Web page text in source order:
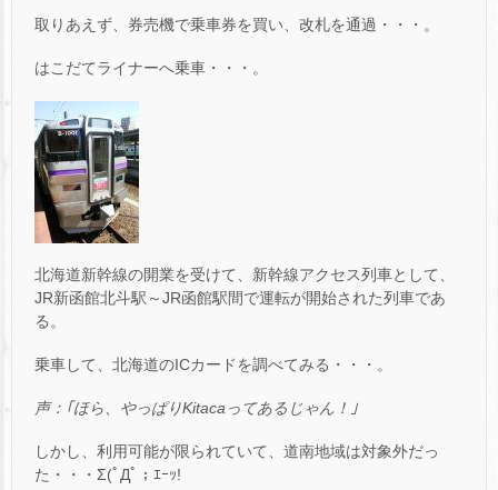
取りあえず、券売機で乗車券を買い、改札を通過・・・。
はこだてライナーへ乗車・・・。
北海道新幹線の開業を受けて、新幹線アクセス列車として、
JR新函館北斗駅～JR函館駅間で運転が開始された列車であ
る。
乗車して、北海道のICカードを調べてみる・・・。
声：｢ほら、やっぱりKitaca ってあるじゃん！｣
しかし、利用可能が限られていて、道南地域は対象外だっ
た・・・Σ(ﾟДﾟ；ｴｰｯ!